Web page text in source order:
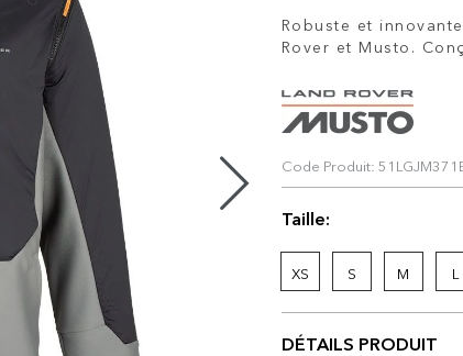
Robuste et
Rover et Musto.
Code Produit:
Taille:
XS S M L
DÉTAILS PRODUIT